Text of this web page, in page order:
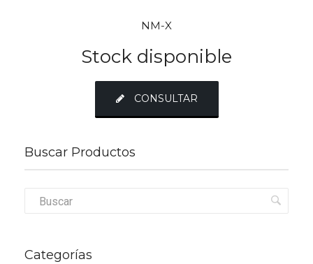
NM-X
Stock disponible
CONSULTAR
Buscar Productos
Categorías